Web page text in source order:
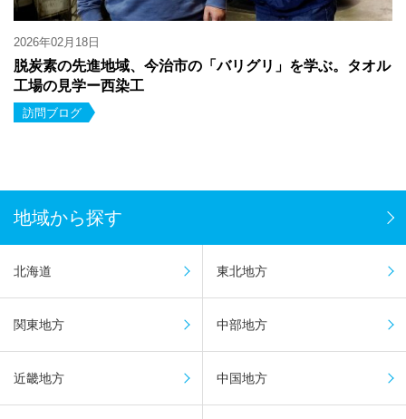
2026年02月18日
脱炭素の先進地域、今治市の「バリグリ」を学ぶ。タオル
工場の見学ー西染工
訪問ブログ
地域から探す
北海道 東北地方
関東地方 中部地方
近畿地方 中国地方